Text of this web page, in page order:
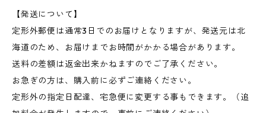
【発送について】
定形外郵便は通常3日でのお届けとなりますが、発送元は北
海道のため、お届けまでお時間がかかる場合があります。
送料の差額は返金出来かねますのでご了承ください。
お急ぎの方は、購入前に必ずご連絡ください。
定形外の指定日配達、宅急便に変更する事もできます。（追